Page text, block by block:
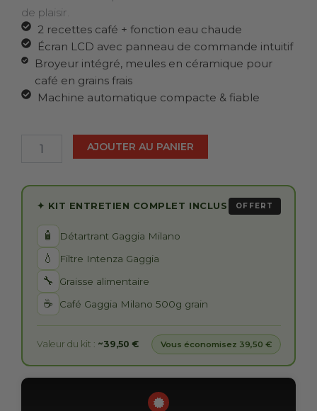
de plaisir.
2 recettes café + fonction eau chaude
Écran LCD avec panneau de commande intuitif
Broyeur intégré, meules en céramique pour
café en grains frais
Machine automatique compacte & fiable
Anima
Plus
AJOUTER AU PANIER
✦ KIT ENTRETIEN COMPLET INCLUS OFFERT
🧴 Détartrant Gaggia Milano
💧 Filtre Intenza Gaggia
🔧 Graisse alimentaire
☕ Café Gaggia Milano 500g grain
Valeur du kit : ~39,50 € Vous économisez 39,50 €